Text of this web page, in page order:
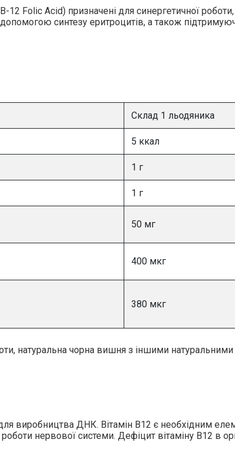
12 Folic Acid) призначені для синергетичної
синтезу еритроцитів, а також
Склад 1 льодяника
5 ккал
1 г
1 г
50 мг
400 мкг
380 мкг
натуральна чорна вишня з іншими
виробництва ДНК. Вітамін В12 є необхідним
нервової системи. Дефіцит вітаміну В12 в